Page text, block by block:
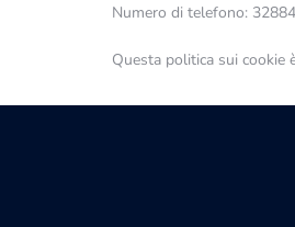
Numero di telefono:
Questa politica sui cookie